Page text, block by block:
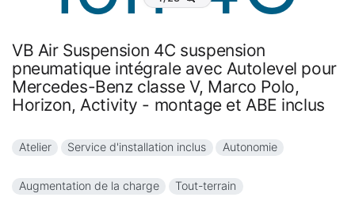
VB Air Suspension 4C suspension
pneumatique intégrale avec Autolevel pour
Mercedes-Benz classe V, Marco Polo,
Horizon, Activity - montage et ABE inclus
Atelier Service d'installation inclus Autonomie
Augmentation de la charge Tout-terrain